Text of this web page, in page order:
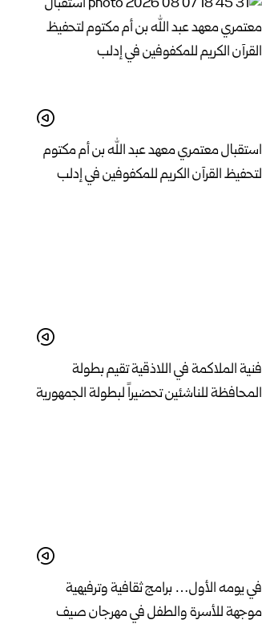
استقبال معتمري معهد عبد الله بن أم مكتوم
لتحفيظ القرآن الكريم للمكفوفين في إدلب
فنية الملاكمة في اللاذقية تقيم بطولة
المحافظة للناشئين تحضيراً لبطولة الجمهورية
في يومه الأول… برامج ثقافية وترفيهية
موجهة للأسرة والطفل في مهرجان صيف